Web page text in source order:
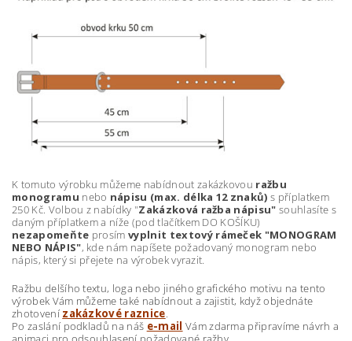
K tomuto výrobku můžeme nabídnout zakázkovou ražbu
monogramu nebo nápisu (max. délka 12 znaků)s příplatkem
250 Kč. Volbou z nabídky "Zakázková ražba nápisu"souhlasíte s
daným příplatkem a níže (pod tlačítkem DO KOŠÍKU)
nezapomeňte prosím vyplnit textový rámeček "MONOGRAM
NEBO NÁPIS", kde nám napíšete požadovaný monogram nebo
nápis, který si přejete na výrobek vyrazit.
Ražbu delšího textu, loga nebo jiného grafického motivu na tento
výrobek Vám můžeme také nabídnout a zajistit, když objednáte
zhotovení zakázkové raznice.
Po zaslání podkladů na náš e-mail Vám zdarma připravíme návrh a